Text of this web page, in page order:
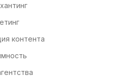
контента